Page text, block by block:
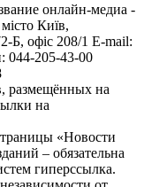
онлайн-медиа -
Київ,
офіс 208/1 E-mail:
044-205-43-00
размещённых на
на
«Новости
– обязательна
гиперссылка.